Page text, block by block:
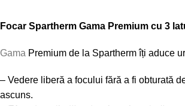
Focar Spartherm Gama Premium cu 3
Gama Premium de la Sparthermîți aduce
– Vedere liberă a focului fără a fi obturată
ascuns.